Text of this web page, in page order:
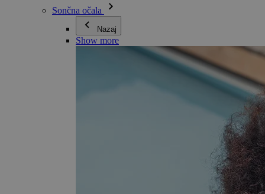
Sončna očala
Nazaj
Show more